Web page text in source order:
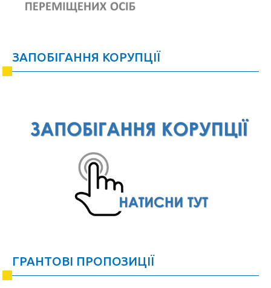
ЗАПОБІГАННЯ КОРУПЦІЇ
ГРАНТОВІ ПРОПОЗИЦІЇ